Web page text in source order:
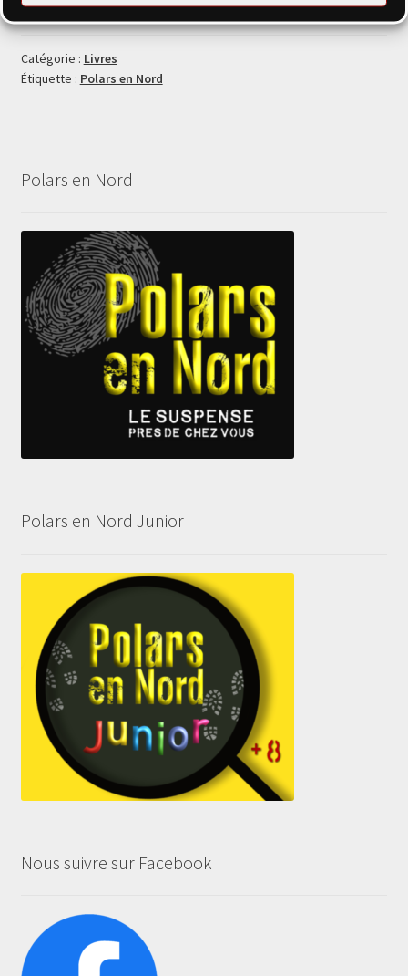
Boulogne
K
Catégorie : Livres
Étiquette : Polars en Nord
Polars en Nord
Polars en Nord Junior
Nous suivre sur Facebook